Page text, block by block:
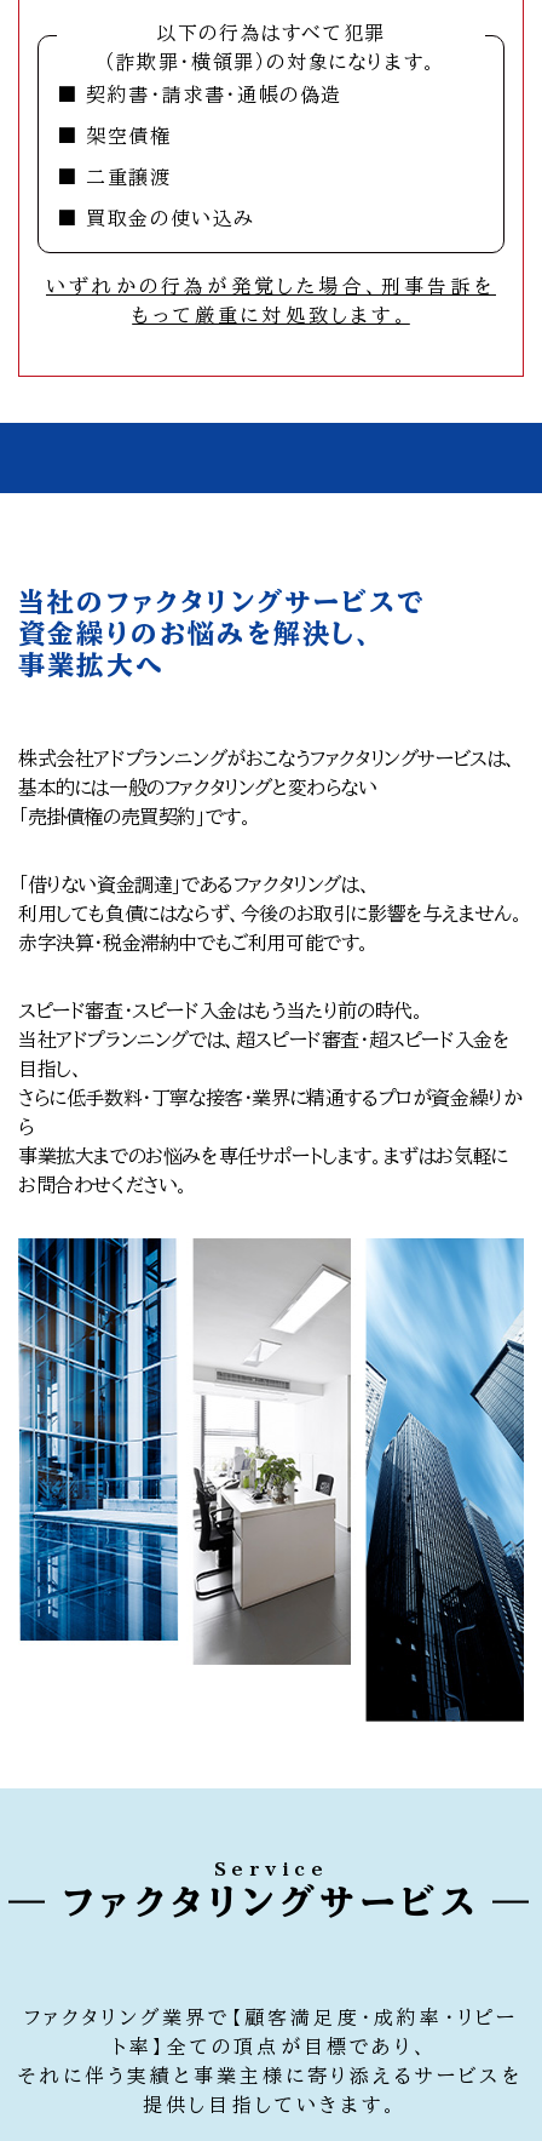
以下の行為はすべて犯罪
（詐欺罪・横領罪）の対象になります。
■ 契約書・請求書・通帳の偽造
■ 架空債権
■ 二重譲渡
■ 買取金の使い込み
いずれかの行為が発覚した場合、刑事告訴を
もって厳重に対処致します。
当社のファクタリングサービスで
資金繰りのお悩みを解決し、
事業拡大へ
株式会社アドプランニングがおこなうファクタリングサービスは、
基本的には一般のファクタリングと変わらない
「売掛債権の売買契約」です。
「借りない資金調達」であるファクタリングは、
利用しても負債にはならず、今後のお取引に影響を与えません。
赤字決算・税金滞納中でもご利用可能です。
スピード審査・スピード入金はもう当たり前の時代。
当社アドプランニングでは、超スピード審査・超スピード入金を
目指し、
さらに低手数料・丁寧な接客・業界に精通するプロが資金繰りか
ら
事業拡大までのお悩みを専任サポートします。まずはお気軽に
お問合わせください。
Service
ファクタリングサービス
ファクタリング業界で【顧客満足度・成約率・リピー
ト率】全ての頂点が目標であり、
それに伴う実績と事業主様に寄り添えるサービスを
提供し目指していきます。